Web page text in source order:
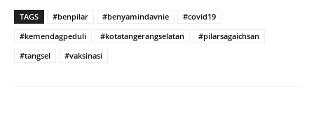
TAGS #benpilar #benyamindavnie
#covid19
#kemendagpeduli
#kotatangerangselatan
#pilarsagaichsan
#tangsel
#vaksinasi